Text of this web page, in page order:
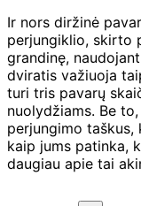
Ir nors diržinė
perjungiklio, skirto
grandinę,
dviratis važiuoja
turi tris pavarų
nuolydžiams. Be
perjungimo
kaip jums patinka,
daugiau apie tai